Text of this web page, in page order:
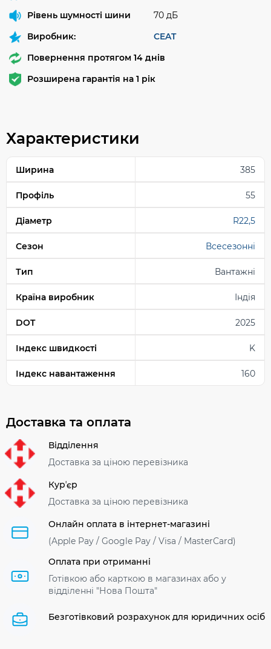
Рівень шумності шини
70 дБ
Виробник:
CEAT
Повернення протягом 14 днів
Розширена гарантія на 1 рік
Характеристики
Ширина 385
Профіль 55
Діаметр R22,5
Сезон Всесезонні
Тип Вантажні
Країна виробник Індія
DOT 2025
Індекс швидкості K
Індекс навантаження 160
Доставка та оплата
Відділення
Доставка за ціною перевізника
Курʼєр
Доставка за ціною перевізника
Онлайн оплата в інтернет-магазині
(Apple Pay / Google Pay / Visa / MasterСard)
Оплата при отриманні
Готівкою або карткою в магазинах або у
відділенні "Нова Пошта"
Безготівковий розрахунок для юридичних осіб